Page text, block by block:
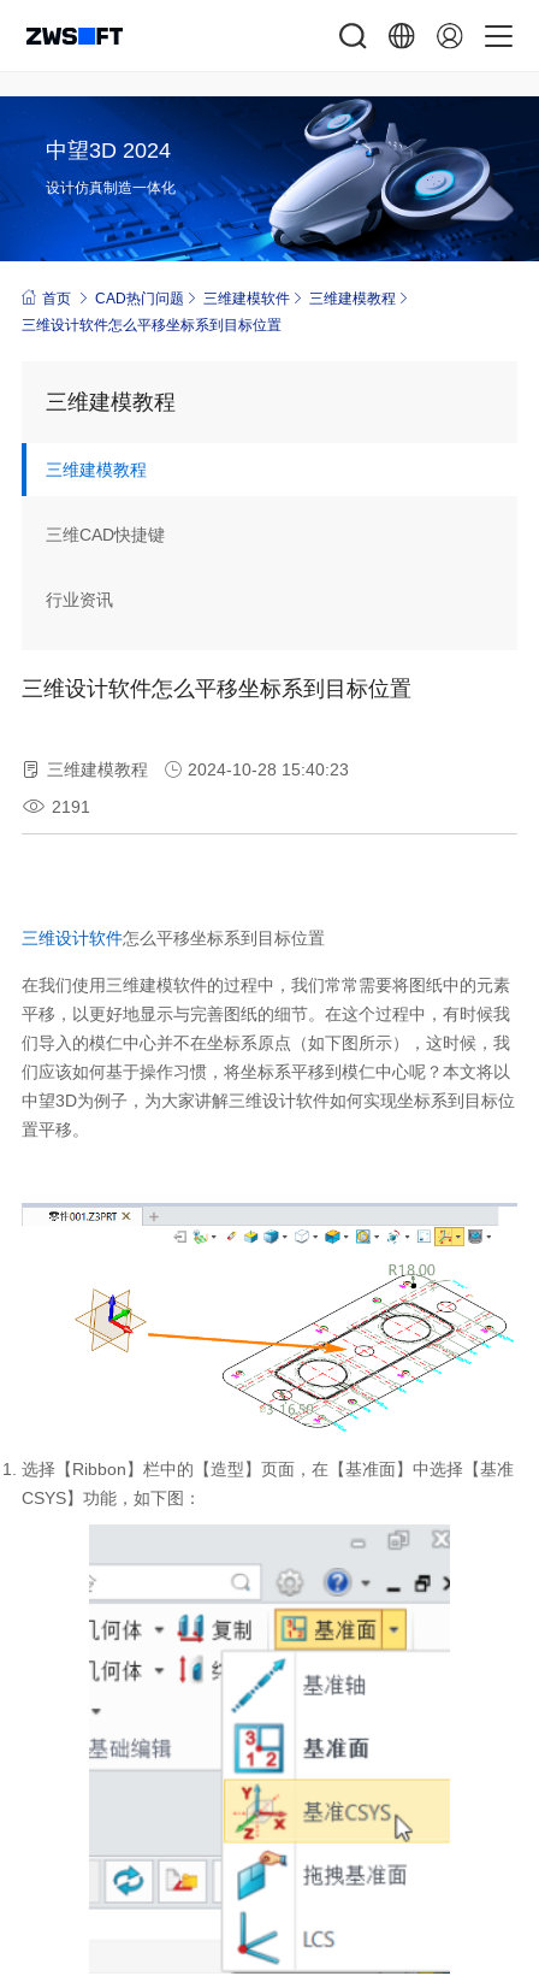
中望3D 2024
设计仿真制造一体化
首页 CAD热门问题 三维建模软件
三维建模教程
三维设计软件怎么平移坐标系到目标位置
三维建模教程
三维建模教程
三维CAD快捷键
行业资讯
三维设计软件怎么平移坐标系到目标位置
三维建模教程
2024-10-28 15:40:23
2191
三维设计软件怎么平移坐标系到目标位置
在我们使用三维建模软件的过程中，我们常常需要将图纸中的元素
平移，以更好地显示与完善图纸的细节。在这个过程中，有时候我
们导入的模仁中心并不在坐标系原点（如下图所示），这时候，我
们应该如何基于操作习惯，将坐标系平移到模仁中心呢？本文将以
中望3D为例子，为大家讲解三维设计软件如何实现坐标系到目标位
置平移。
选择【Ribbon】栏中的【造型】页面，在【基准面】中选择【基准
CSYS】功能，如下图：